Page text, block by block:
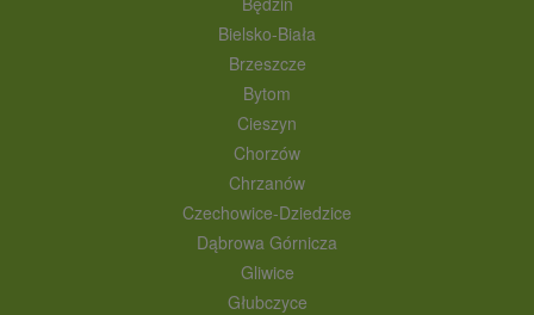
Bielsko-Biała
Brzeszcze
Bytom
Cieszyn
Chorzów
Chrzanów
Czechowice-Dziedzice
Dąbrowa Górnicza
Gliwice
Głubczyce